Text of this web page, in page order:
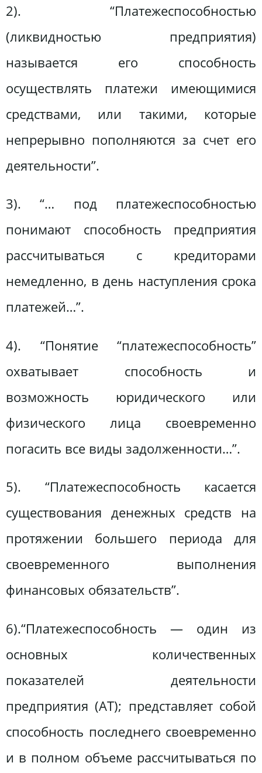
2). “Платежеспособностью
(ликвидностью предприятия)
называется его способность
осуществлять платежи имеющимися
средствами, или такими, которые
непрерывно пополняются за счет его
деятельности”.
3). “… под платежеспособностью
понимают способность предприятия
рассчитываться с кредиторами
немедленно, в день наступления срока
платежей…”.
4). “Понятие “платежеспособность”
охватывает способность и
возможность юридического или
физического лица своевременно
погасить все виды задолженности…”.
5). “Платежеспособность касается
существования денежных средств на
протяжении большего периода для
своевременного выполнения
финансовых обязательств”.
6).“Платежеспособность — один из
основных количественных
показателей деятельности
предприятия (АТ); представляет собой
способность последнего своевременно
и в полном объеме рассчитываться по